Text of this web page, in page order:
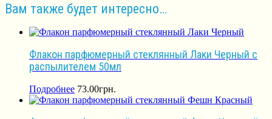
Вам также будет интересно…
Флакон парфюмерный стеклянный Лаки Черный с
распылителем 50мл
Подробнее 73.00грн.